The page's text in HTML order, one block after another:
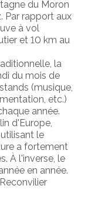
du Moron
Par rapport aux
à vol
et 10 km au
la
du mois de
(musique,
etc.)
année.
d'Europe,
le
a fortement
À l'inverse, le
en année.